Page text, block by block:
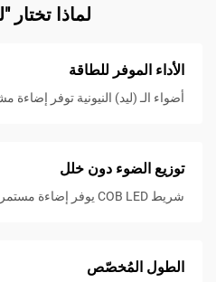
لماذا تختار
الأداء الموفر للطاقة
أضواء الـ (ليد) النيونية توفر
توزيع الضوء دون خلل
شريط COB LED يوفر إضاءة مستمرة خالية من الفجوات.
الطول المُخصّص